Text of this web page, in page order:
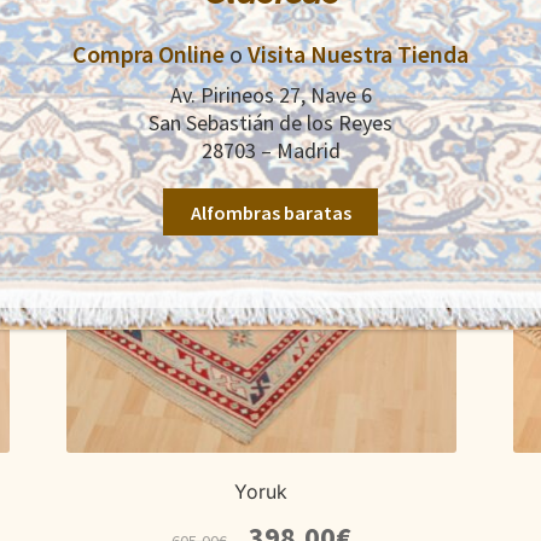
Productos relacionados
Yoruk
El
Compra OnlineoVisita Nuestra Tienda
Av. Pirineos 27, Nave 6
San Sebastián de los Reyes
28703 – Madrid
Alfombras baratas